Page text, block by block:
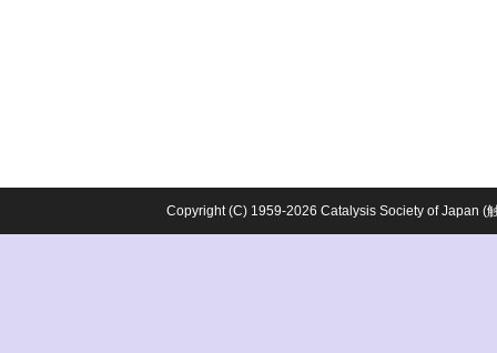
Copyright (C) 1959-2026 Catalysis Society of Japan (